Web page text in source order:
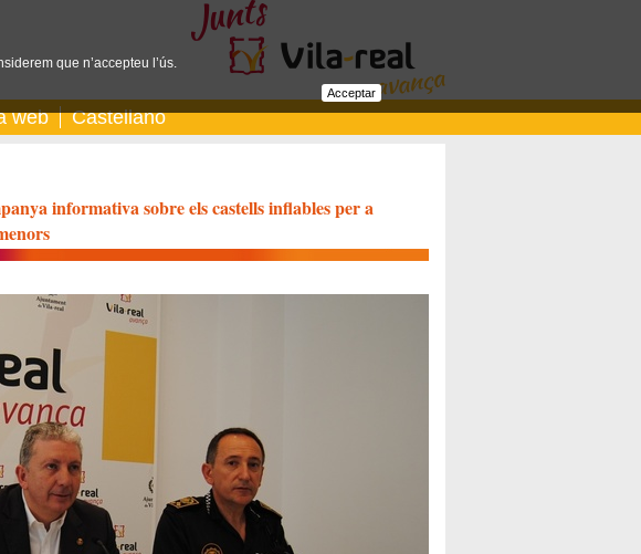
web Castellano
informativa sobre els castells inflables per a
que n’accepteu l’ús.
Acceptar